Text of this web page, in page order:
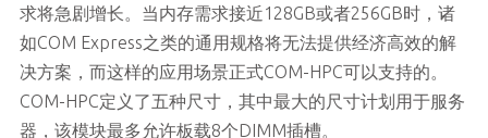
求将急剧增长。当内存需求接近128GB或者256GB时，诸
如COM Express之类的通用规格将无法提供经济高效的解
决方案，而这样的应用场景正式COM-HPC可以支持的。
COM-HPC定义了五种尺寸，其中最大的尺寸计划用于服务
器，该模块最多允许板载8个DIMM插槽。